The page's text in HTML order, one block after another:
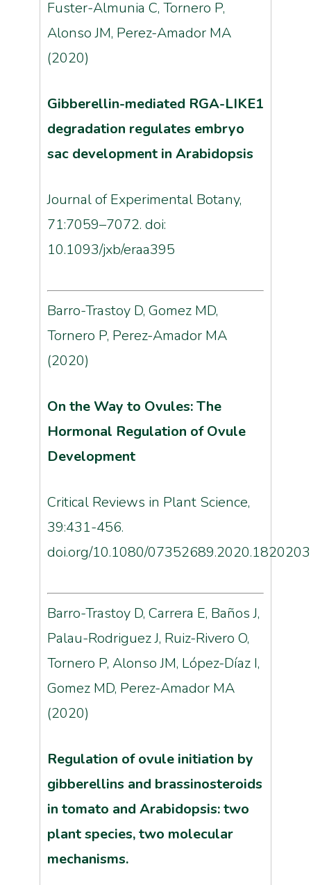
Fuster-Almunia C, Tornero P,
Alonso JM, Perez-Amador MA
(2020)
Gibberellin-mediated RGA-LIKE1
degradation regulates embryo
sac development in Arabidopsis
Journal of Experimental Botany,
71:7059–7072. doi:
10.1093/jxb/eraa395
Barro-Trastoy D, Gomez MD,
Tornero P, Perez-Amador MA
(2020)
On the Way to Ovules: The
Hormonal Regulation of Ovule
Development
Critical Reviews in Plant Science,
39:431-456.
doi.org/10.1080/07352689.2020.1820203
Barro-Trastoy D, Carrera E, Baños J,
Palau-Rodriguez J, Ruiz-Rivero O,
Tornero P, Alonso JM, López-Díaz I,
Gomez MD, Perez-Amador MA
(2020)
Regulation of ovule initiation by
gibberellins and brassinosteroids
in tomato and Arabidopsis: two
plant species, two molecular
mechanisms.